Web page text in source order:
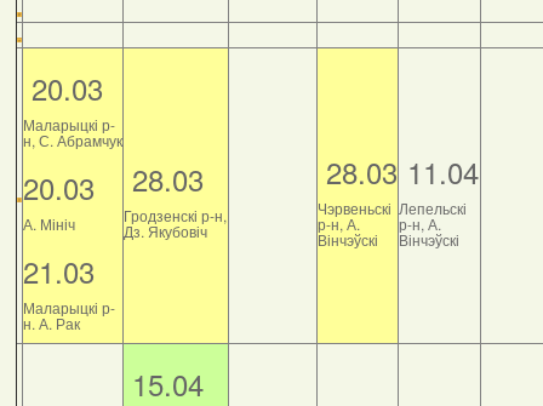
20.03
Маларыцкі р-
н, С. Абрамчук
20.03
А. Мініч
21.03
Маларыцкі р-
н. А. Рак
28.03
Гродзенскі р-н,
Дз. Якубовіч
28.03
Чэрвеньскі
р-н, А.
Вінчэўскі
11.04
Лепельскі
р-н, А.
Вінчэўскі
15.04